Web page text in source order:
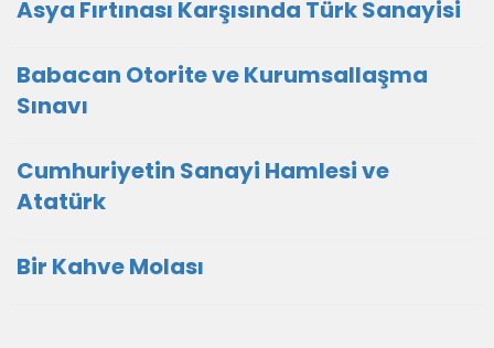
Asya Fırtınası Karşısında Türk Sanayisi
Babacan Otorite ve Kurumsallaşma
Sınavı
Cumhuriyetin Sanayi Hamlesi ve
Atatürk
Bir Kahve Molası